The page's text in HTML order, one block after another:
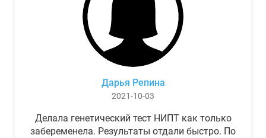
Дарья Репина
2021-10-03
Делала генетический тест НИПТ как только
забеременела. Результаты отдали быстро. По